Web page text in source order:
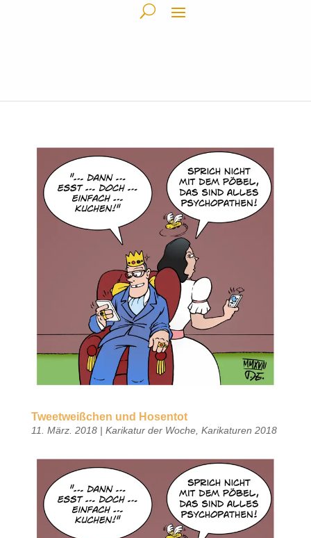
Tweetweißchen und Hosentot
11. März. 2018| Karikatur der Woche, Karikaturen 2018